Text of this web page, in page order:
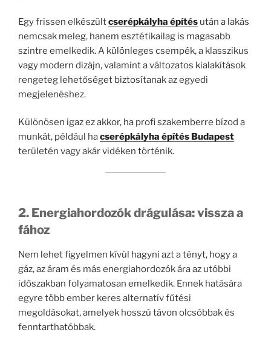
Egy frissen elkészültcserépkályha építés után a lakás
nemcsak meleg, hanem esztétikailag is magasabb
szintre emelkedik. A különleges csempék, a klasszikus
vagy modern dizájn, valamint a változatos kialakítások
rengeteg lehetőséget biztosítanak az egyedi
megjelenéshez.
Különösen igaz ez akkor, ha profi szakemberre bízod a
munkát, például hacserépkályha építés Budapest
területén vagy akár vidéken történik.
2. Energiahordozók drágulása: vissza a
fához
Nem lehet figyelmen kívül hagyni azt a tényt, hogy a
gáz, az áram és más energiahordozók ára az utóbbi
időszakban folyamatosan emelkedik. Ennek hatására
egyre több ember keres alternatív fűtési
megoldásokat, amelyek hosszú távon olcsóbbak és
fenntarthatóbbak.